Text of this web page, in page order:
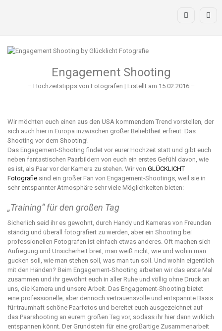
Engagement Shooting
– Hochzeitstipps von Fotografen | Erstellt am 15.02.2016 –
Wir möchten euch einen aus den USA kommendem Trend vorstellen, der
sich auch hier in Europa inzwischen großer Beliebtheit erfreut: Das
Shooting vor dem Shooting!
Das Engagement-Shooting findet vor eurer Hochzeit statt und gibt euch
neben fantastischen Paarbildern von euch ein erstes Gefühl davon, wie
es ist, als Paar vor der Kamera zu stehen. Wir von GLÜCKLICHT
Fotografie sind ein großer Fan von Engagement-Shootings, weil sie in
sehr entspannter Atmosphäre sehr viele Möglichkeiten bieten:
„Training“ für den großen Tag
Sicherlich seid ihr es gewohnt, durch Handy und Kameras von Freunden
ständig und überall fotografiert zu werden, aber ein Shooting bei
professionellen Fotografen ist einfach etwas anderes. Oft machen sich
Aufregung und Unsicherheit breit, man weiß nicht, wie und wohin man
gucken soll, wie man stehen soll, was man tun soll. Und wohin eigentlich
mit den Händen? Beim Engagement-Shooting arbeiten wir das erste Mal
zusammen und ihr gewöhnt euch in aller Ruhe und völlig ohne Druck an
uns, die Kamera und unsere Arbeit. Das Engagement-Shooting bietet
eine professionelle, aber dennoch vertrauensvolle und entspannte Basis
für traumhaft schöne Paarfotos und bereitet euch ausgezeichnet auf
das Paarshooting an eurem großen Tag vor, sodass ihr hier dann wirklich
entspannen könnt. Der Grundstein für eine großartige Zusammenarbeit